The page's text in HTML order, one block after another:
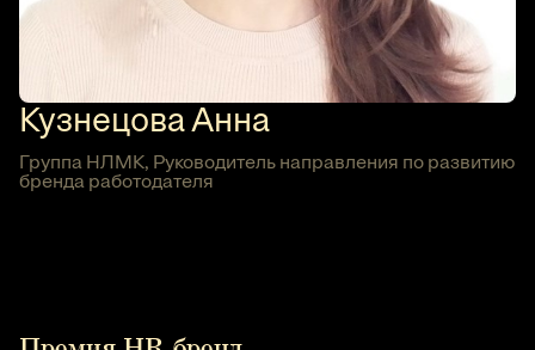
Кузнецова Анна
Группа НЛМК, Руководитель направления по развитию
бренда работодателя